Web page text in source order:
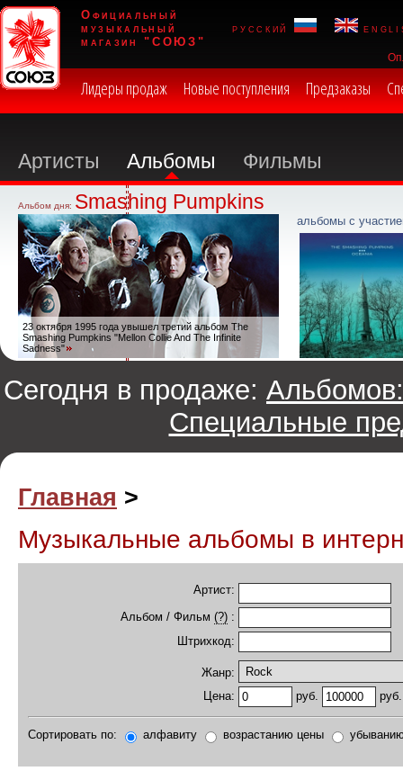
Официальный
музыкальный
магазин "СОЮЗ"
русский
Лидеры продаж Новые поступления Предзаказы
Артисты Альбомы Фильмы
Альбом дня: Smashing Pumpkins
23 октября 1995 года увышел третий альбом The
Smashing Pumpkins "Mellon Collie And The Infinite
Sadness"
альбомы с
Сегодня в продаже: Альбомов:
Специальные
Главная >
Музыкальные альбомы в
Артист:
Альбом / Фильм (?) :
Штрихкод:
Жанр:
Цена:
руб. руб.
Сортировать по: алфавиту возрастанию цены